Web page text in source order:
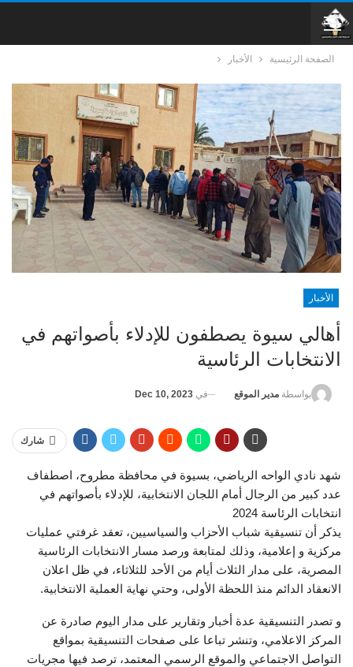
الصفحة الرئيسية الأخبار
الأخبار
أهالي سيوة يصطفون للإدلاء بأصواتهم في
الانتخابات الرئاسية
بواسطة مدير الموقع في Dec 10, 2023
شارك
شهد نادي الواحه الرياضي، بسيوة في محافظة مطروح، اصطفاف
عدد كبير من الرجال أمام اللجان الانتخابية، للإدلاء بأصواتهم في
انتخابات الرئاسة 2024
يذكر أن تنسيقية شباب الأحزاب والسياسيين، تعقد غرفتي عمليات
مركزية و إعلامية، وذلك لمتابعة ورصد مسار الانتخابات الرئاسية
المصرية، على مدار الثلاث أيام من الأحد للثلاثاء، في ظل اعلان
الانعقاد الدائم منذ اللحظة الأولى، وحتي نهاية العملية الانتخابية.
و تصدر التنسيقية عدة أخبار وتقارير على مدار اليوم صادرة عن
المركز الاعلامي، وتنشر تباعا على صفحات التنسيقية بمواقع
التواصل الاجتماعي والموقع الرسمي المعتمد، ترصد فيها مجريات